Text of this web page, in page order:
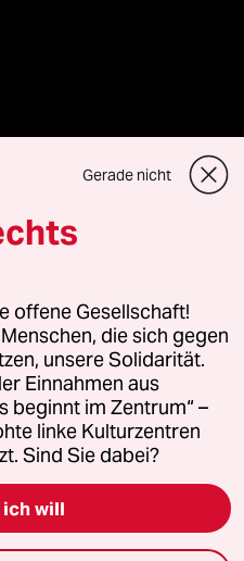
GmbH
Fragen oder für Genehmigungen
Kommune-Richtlinien
Impressum AGB
widerrufen (Ads)
Gerade nicht
offene Gesellschaft!
die sich gegen
unsere Solidarität.
Einnahmen aus
beginnt im Zentrum“ –
linke Kulturzentren
Sind Sie dabei?
will